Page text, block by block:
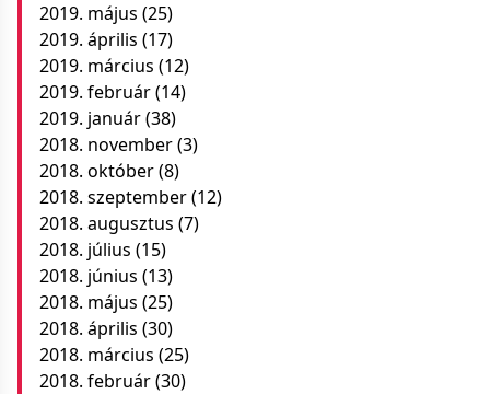
2019. május (25)
2019. április (17)
2019. március (12)
2019. február(14)
2019. január(38)
2018. november(3)
2018. október(8)
2018. szeptember(12)
2018. augusztus (7)
2018. július (15)
2018. június (13)
2018. május (25)
2018. április (30)
2018. március (25)
2018. február(30)